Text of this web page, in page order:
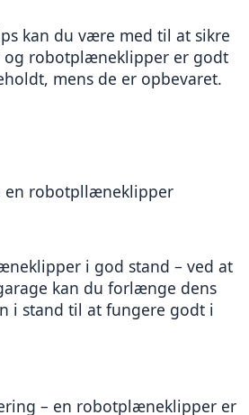
kan du være med til at sikre
robotplæneklipper er godt
mens de er opbevaret.
en robotpllæneklipper
i god stand – ved at
kan du forlænge dens
i stand til at fungere godt i
– en robotplæneklipper er